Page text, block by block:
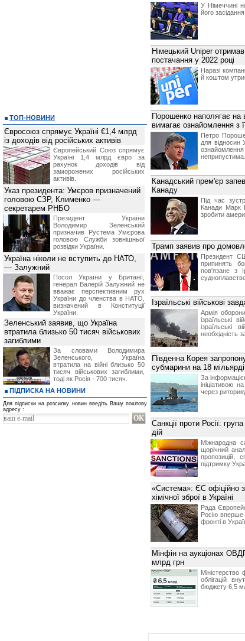
У Німеччині
його
Німецький Uniper отримав
постачання у 2022 році
Наразі
й коштом
Порошенко наполягає на
вимагає ознайомлення з
Петро
для відносин
неприпустима.
Канадський прем'єр
Канаду
Під час
Канади Марк
зробити
Трамп заявив про
Президент
припинять
пов'язане з
Ізраїльські військові
Армія
ізраїльські
ізраїльські
необхідність
Південна Корея
субмарини на 18
За
ініціативою
через
Санкції проти Росії:
дій
Міжнародна
щорічний
пропозицій,
підтримку
«Система»: ЄС офіційно
хімічної зброї в Україні
Рада
Росію вперше
фронті в
Мінфін на аукціонах
млрд грн
облігацій
бюджету 6,5
ТОП-НОВИНИ
Євросоюз спрямує Україні €1,4 млрд
із доходів від російських активів
Європейський Союз спрямує
Україні 1,4 млрд євро за
рахунок доходів від
заморожених російських
активів.
Указ президента: Умєров призначений
головою СЗР, Клименко —
секретарем РНБО
Президент України
Володимир Зеленський
призначив Pустема Умєрова
головою Служби зовнішньої
розвідки України.
Україна ніколи не вступить до НАТО,
— Залужний
Посол України у Британії,
генерал Валерій Залужний не
вважає перспективним рух
України до членства в НАТО,
визначений в Конституції
України.
Зеленський заявив, що Україна
втратила близько 50 тисяч військових
загиблими
За словами Володимира
Зеленського, Україна
втратила на війні близько 50
тисяч військових загиблими,
тоді як Росія - 700 тисяч.
ПІДПИСКА НА НОВИНИ
Для підписки на розсилку новин введіть Вашу поштову
адресу :